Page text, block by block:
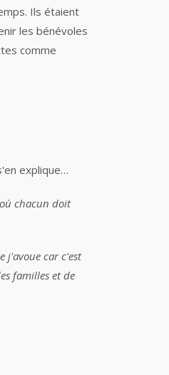
Ils étaient
les bénévoles
comme
explique…
chacun doit
j'avoue car c'est
familles et de